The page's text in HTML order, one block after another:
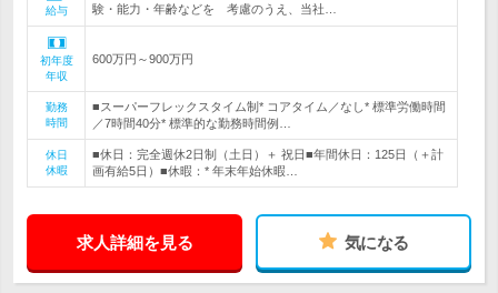
給与
験・能力・年齢などを 考慮のうえ、当社…
初年度
年収
600万円～900万円
勤務
時間
■スーパーフレックスタイム制* コアタイム／なし* 標準労働時間
／7時間40分* 標準的な勤務時間例…
休日
休暇
■休日：完全週休2日制（土日）＋ 祝日■年間休日：125日（＋計
画有給5日）■休暇：* 年末年始休暇…
求人詳細を見る 気になる